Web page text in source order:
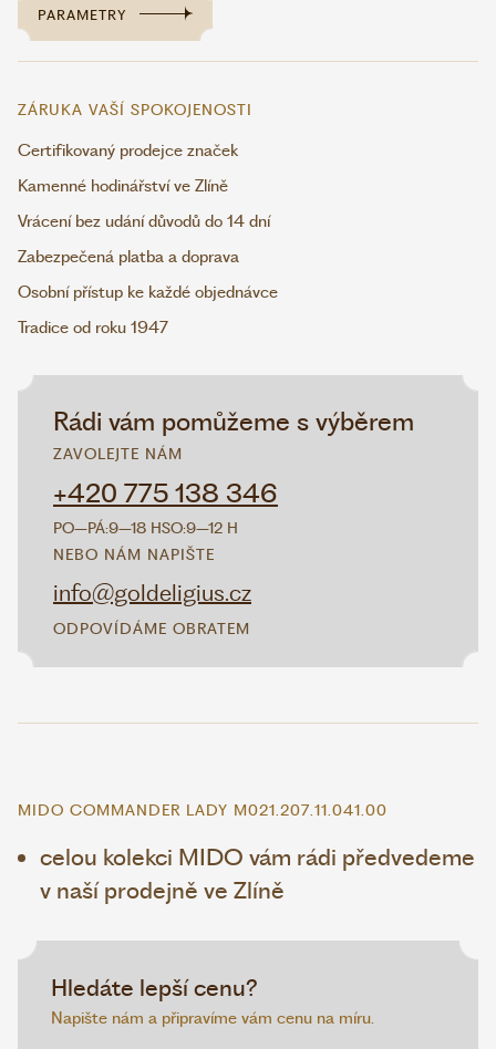
Rádi vám pomůžeme s výběrem
ZAVOLEJTE NÁM
+420 775 138 346
PO–PÁ:9–18 HSO:9–12 H
NEBO NÁM NAPIŠTE
info@goldeligius.cz
ODPOVÍDÁME OBRATEM
PARAMETRY
ZÁRUKA VAŠÍ SPOKOJENOSTI
Certifikovaný prodejce značek
Kamenné hodinářství ve Zlíně
Vrácení bez udání důvodů do 14 dní
Zabezpečená platba a doprava
Osobní přístup ke každé objednávce
Tradice od roku 1947
MIDO COMMANDER LADY M021.207.11.041.00
celou kolekci MIDO vám rádi předvedeme
v naší prodejně ve Zlíně
Hledáte lepší cenu?
Napište nám a připravíme vám cenu na míru.